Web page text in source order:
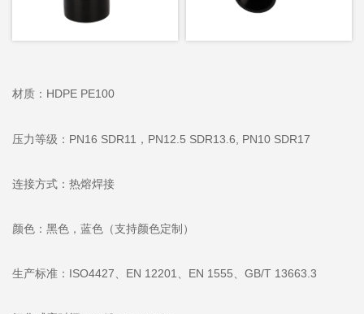
材质：HDPE PE100
压力等级：PN16 SDR11，PN12.5 SDR13.6, PN10 SDR17
连接方式：热熔焊接
颜色：黑色，蓝色（支持颜色定制）
生产标准：ISO4427、EN 12201、EN 1555、GB/T 13663.3